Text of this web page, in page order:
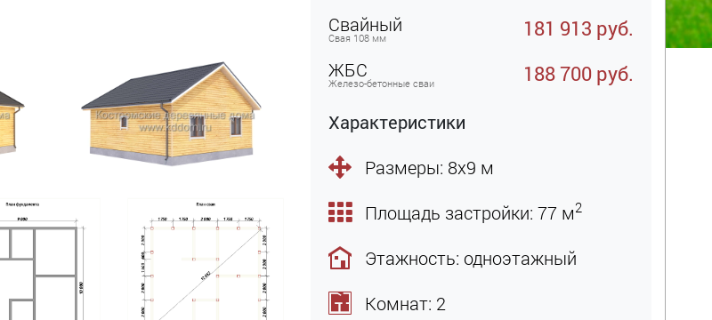
Свайный
Свая 108 мм 181 913 руб.
ЖБC
Железо-бетонные сваи 188 700 руб.
Характеристики
Размеры: 8х9 м
Площадь застройки: 77 м2
Этажность: одноэтажный
Комнат: 2